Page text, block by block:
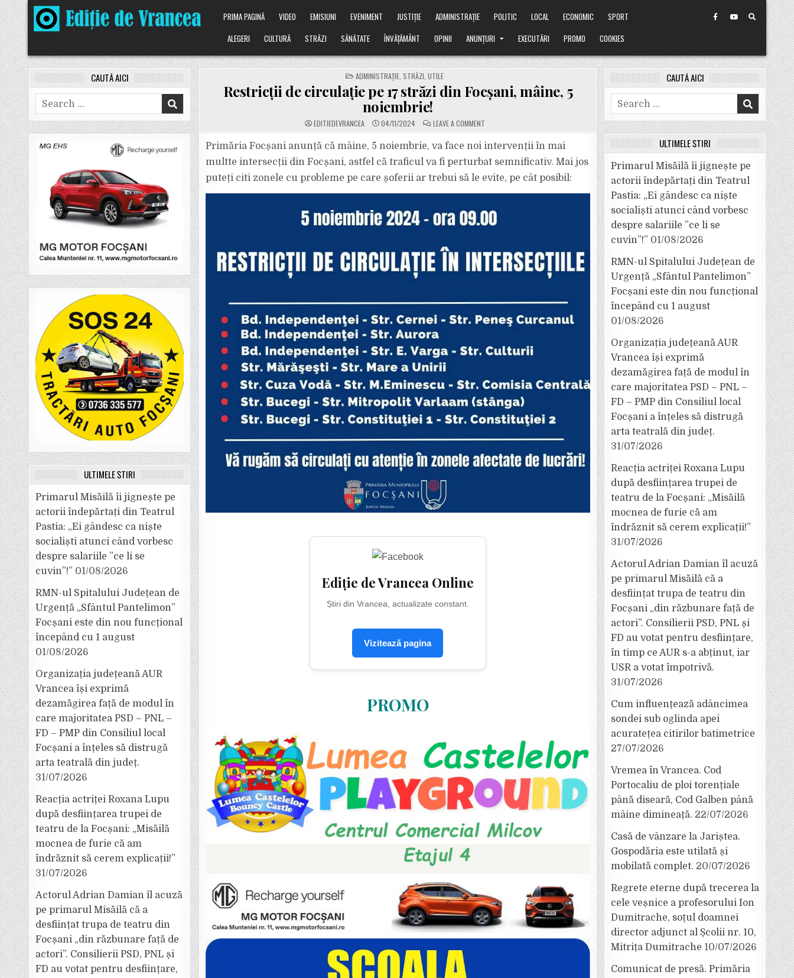
Skip
to
content
PRIMA PAGINĂ VIDEO EMISIUNI EVENIMENT JUSTIȚIE ADMINISTRAȚIE POLITIC LOCAL ECONOMIC
SPORT
ALEGERI
CULTURĂ STRĂZI SĂNĂTATE ÎNVĂȚĂMÂNT OPINII ANUNȚURI EXECUTĂRI PROMO COOKIES
POSTED
IN
ADMINISTRAȚIE STRĂZI ,UTILE
Restricții de circulație pe 17 străzi din Focșani, mâine, 5
noiembrie!
EDITIEDEVRANCEA 04/11/2024 LEAVE A COMMENTON
RESTRICȚII
CIRCULAȚIE
PE
17
STRĂZI
DIN
FOCȘANI,
5
Primăria Focșani anunță că mâine, 5 noiembrie, va face noi intervenții în mai
multte intersecții din Focșani, astfel că traficul va fi perturbat semnificativ. Mai jos
puteți citi zonele cu probleme pe care șoferii ar trebui să le evite, pe cât posibil:
Ediție de Vrancea Online
Știri din Vrancea, actualizate constant.
Vizitează pagina
PROMO
CAUTĂ AICI
Search
for:
ULTIMELE ȘTIRI
Primarul Misăilă îi jignește pe
actorii îndepărtați din Teatrul
Pastia: „Ei gândesc ca niște
socialiști atunci când vorbesc
despre salariile ”ce li se
cuvin”!” 01/08/2026
RMN-ul Spitalului Județean de
Urgență „Sfântul Pantelimon”
Focșani este din nou funcțional
începând cu 1 august
01/08/2026
Organizația județeană AUR
Vrancea își exprimă
dezamăgirea față de modul în
care majoritatea PSD – PNL –
FD – PMP din Consiliul local
Focșani a înțeles să distrugă
arta teatrală din județ.
31/07/2026
Reacția actriței Roxana Lupu
după desființarea trupei de
teatru de la Focșani: „Misăilă
mocnea de furie că am
îndrăznit să cerem explicații!”
31/07/2026
Actorul Adrian Damian îl acuză
pe primarul Misăilă că a
desființat trupa de teatru din
Focșani „din răzbunare față de
actori”. Consilierii PSD, PNL și
FD au votat pentru desființare,
CAUTĂ AICI
Search
for:
ULTIMELE ȘTIRI
Primarul Misăilă îi jignește pe
actorii îndepărtați din Teatrul
Pastia: „Ei gândesc ca niște
socialiști atunci când vorbesc
despre salariile ”ce li se
cuvin”!” 01/08/2026
RMN-ul Spitalului Județean de
Urgență „Sfântul Pantelimon”
Focșani este din nou funcțional
începând cu 1 august
01/08/2026
Organizația județeană AUR
Vrancea își exprimă
dezamăgirea față de modul în
care majoritatea PSD – PNL –
FD – PMP din Consiliul local
Focșani a înțeles să distrugă
arta teatrală din județ.
31/07/2026
Reacția actriței Roxana Lupu
după desființarea trupei de
teatru de la Focșani: „Misăilă
mocnea de furie că am
îndrăznit să cerem explicații!”
31/07/2026
Actorul Adrian Damian îl acuză
pe primarul Misăilă că a
desființat trupa de teatru din
Focșani „din răzbunare față de
actori”. Consilierii PSD, PNL și
FD au votat pentru desființare,
în timp ce AUR s-a abținut, iar
USR a votat împotrivă.
31/07/2026
Cum influențează adâncimea
sondei sub oglinda apei
acuratețea citirilor batimetrice
27/07/2026
Vremea în Vrancea. Cod
Portocaliu de ploi torențiale
până diseară, Cod Galben până
mâine dimineață. 22/07/2026
Casă de vânzare la Jariștea.
Gospodăria este utilată și
mobilată complet. 20/07/2026
Regrete eterne după trecerea la
cele veșnice a profesorului Ion
Dumitrache, soțul doamnei
director adjunct al Școlii nr. 10,
Mitrița Dumitrache 10/07/2026
Comunicat de presă. Primăria